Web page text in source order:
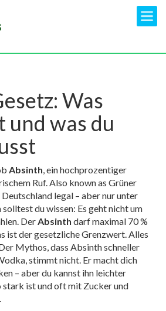
Was
und was du
Absinth,ein hochprozentiger
Ruf. Also known as Grüner
Deutschland legal – aber nur unter
solltest du wissen: Es geht nicht um
DerAbsinth darf maximal 70 %
ist der gesetzliche Grenzwert. Alles
Mythos, dass Absinth schneller
stimmt nicht. Er macht dich
– aber du kannst ihn leichter
stark ist und oft mit Zucker und